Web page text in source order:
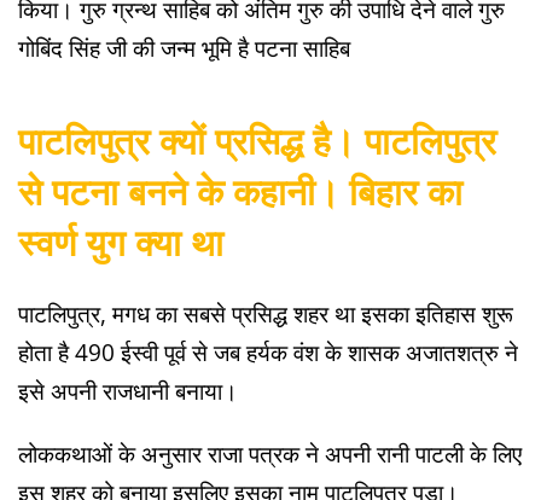
किया। गुरु ग्रन्थ साहिब को अंतिम गुरु की उपाधि देने वाले गुरु
गोबिंद सिंह जी की जन्म भूमि है पटना साहिब
पाटलिपुत्र क्यों प्रसिद्ध है। पाटलिपुत्र
से पटना बनने के कहानी। बिहार का
स्वर्ण युग क्या था
पाटलिपुत्र, मगध का सबसे प्रसिद्ध शहर था इसका इतिहास शुरू
होता है 490 ईस्वी पूर्व से जब हर्यक वंश के शासक अजातशत्रु ने
इसे अपनी राजधानी बनाया।
लोककथाओं के अनुसार राजा पत्रक ने अपनी रानी पाटली के लिए
इस शहर को बनाया इसलिए इसका नाम पाटलिपुत्र पड़ा।